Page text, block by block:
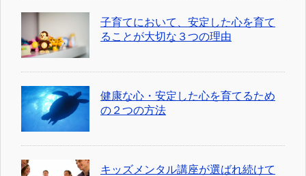
子育てにおいて、安定した心を育て
ることが大切な３つの理由
健康な心・安定した心を育てるため
の２つの方法
キッズメンタル講座が選ばれ続けて